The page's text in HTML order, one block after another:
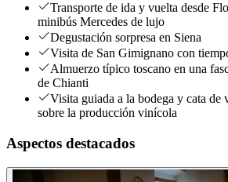
Transporte de ida y vuelta desde
minibús Mercedes de lujo
Degustación sorpresa en Siena
Visita de San Gimignano con
Almuerzo típico toscano en una
de Chianti
Visita guiada a la bodega y cata de
sobre la producción vinícola
Aspectos destacados